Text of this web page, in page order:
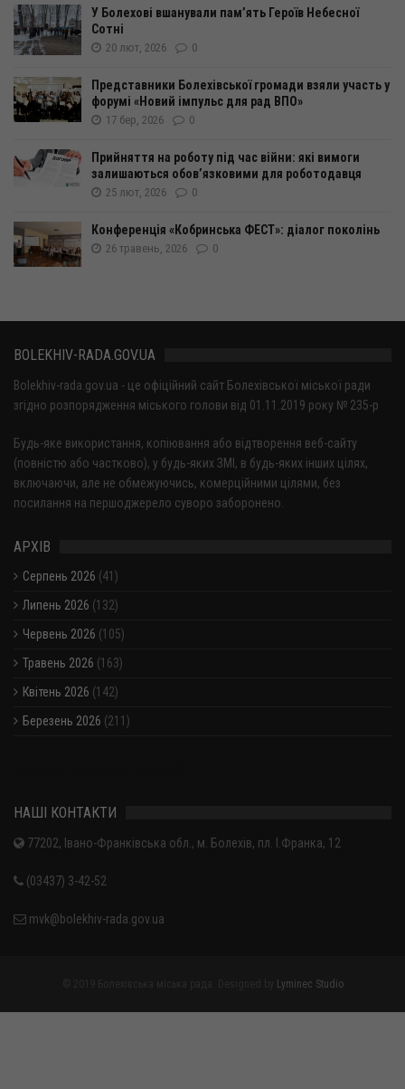
У Болехові вшанували пам’ять Героїв Небесної
Сотні
20 лют, 2026 0
Представники Болехівської громади взяли участь у
форумі «Новий імпульс для рад ВПО»
17 бер, 2026 0
Прийняття на роботу під час війни: які вимоги
залишаються обов’язковими для роботодавця
25 лют, 2026 0
Конференція «Кобринська ФЕСТ»: діалог поколінь
26 травень, 2026 0
BOLEKHIV-RADA.GOV.UA
Bolekhiv-rada.gov.ua - це офіційний сайт Болехівської міської ради
згідно розпорядження міського голови від 01.11.2019 року № 235-р
Будь-яке використання, копіювання або відтворення веб-сайту
(повністю або частково), у будь-яких ЗМІ, в будь-яких інших цілях,
включаючи, але не обмежуючись, комерційними цілями, без
посилання на першоджерело суворо заборонено.
АРХІВ
Серпень 2026 (41)
Липень 2026 (132)
Червень 2026 (105)
Травень 2026 (163)
Квітень 2026 (142)
Березень 2026 (211)
НАШІ КОНТАКТИ
77202, Івано-Франківська обл., м. Болехів, пл. І.Франка, 12
(03437) 3-42-52
mvk@bolekhiv-rada.gov.ua
Lyminec Studio